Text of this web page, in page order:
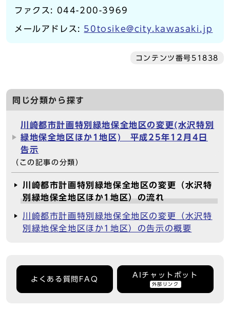
ファクス: 044-200-3969
メールアドレス: 50tosike@city.kawasaki.jp
コンテンツ番号51838
同じ分類から探す
川崎都市計画特別緑地保全地区の変更(水沢特別
緑地保全地区ほか1地区) 平成25年12月4日
告示
（この記事の分類）
川崎都市計画特別緑地保全地区の変更（水沢特
別緑地保全地区ほか1地区）の流れ
川崎都市計画特別緑地保全地区の変更（水沢特
別緑地保全地区ほか1地区）の告示の概要
よくある質問FAQ
AIチャットボット
外部リンク